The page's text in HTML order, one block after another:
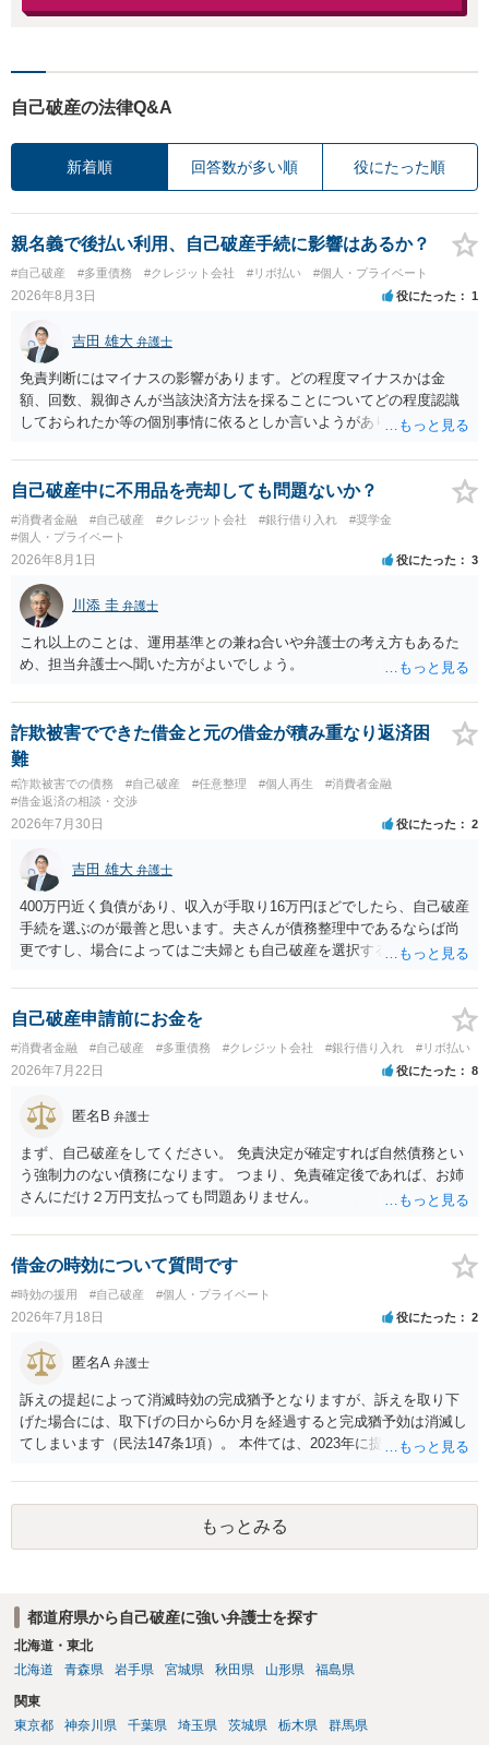
自己破産の法律Q&A
新着順 回答数が多い順 役にたった順
親名義で後払い利用、自己破産手続に影響はあるか？
#自己破産 #多重債務 #クレジット会社 #リボ払い #個人・プライベート
2026年8月3日 役にたった 1
吉田 雄大 弁護士
免責判断にはマイナスの影響があります。どの程度マイナスかは金
額、回数、親御さんが当該決済方法を採ることについてどの程度認識
しておられたか等の個別事情に依るとしか言いようがありません。 と
なって相談し、善後策を考えることをお勧めします。
自己破産中に不用品を売却しても問題ないか？
#消費者金融 #自己破産 #クレジット会社 #銀行借り入れ
#奨学金
#個人・プライベート
2026年8月1日 役にたった 3
川添 圭 弁護士
これ以上のことは、運用基準との兼ね合いや弁護士の考え方もあるた
め、担当弁護士へ聞いた方がよいでしょう。
詐欺被害でできた借金と元の借金が積み重なり返済困
難
#詐欺被害での債務 #自己破産 #任意整理 #個人再生
#消費者金融
#借金返済の相談・交渉
2026年7月30日 役にたった 2
吉田 雄大 弁護士
400万円近く負債があり、収入が手取り16万円ほどでしたら、自己破産
手続を選ぶのが最善と思います。夫さんが債務整理中であるならば尚
更ですし、場合によってはご夫婦とも自己破産を選択する方法もある
自己破産申請前にお金を
#消費者金融 #自己破産 #多重債務 #クレジット会社 #銀行借り入れ #リボ払い
2026年7月22日 役にたった 8
匿名B 弁護士
まず、自己破産をしてください。 免責決定が確定すれば自然債務とい
う強制力のない債務になります。 つまり、免責確定後であれば、お姉
さんにだけ２万円支払っても問題ありません。
借金の時効について質問です
#時効の援用 #自己破産 #個人・プライベート
2026年7月18日 役にたった 2
匿名A 弁護士
訴えの提起によって消滅時効の完成猶予となりますが、訴えを取り下
げた場合には、取下げの日から6か月を経過すると完成猶予効は消滅し
てしまいます（民法147条1項）。 本件ては、2023年に提訴された債権
権者については取下げ日から6か月以内に再提訴しなければやはり時効
は更新しないことになります。ただし、消滅時効の起算点は、不払い
日ではなく期限の利益喪失日（通常は所定の分割の支払期日から1～2
か月程度経過しても支払いがなければ一括返済可能という契約になっ
もっとみる
都道府県から自己破産に強い弁護士を探す
北海道・東北
北海道
青森県 岩手県 宮城県 秋田県 山形県 福島県
関東
東京都
神奈川県 千葉県 埼玉県 茨城県 栃木県 群馬県